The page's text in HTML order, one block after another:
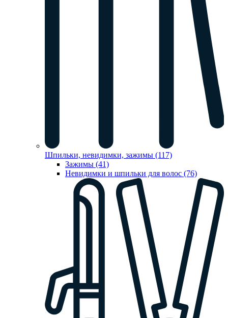
Шпильки, невидимки, зажимы (117)
Зажимы (41)
Невидимки и шпильки для волос (76)